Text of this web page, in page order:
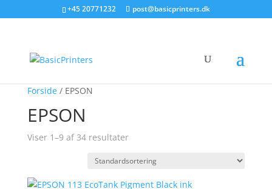
+45 20771232 post@basicprinters.dk
Forside/ EPSON
EPSON
Viser 1–9 af 34 resultater